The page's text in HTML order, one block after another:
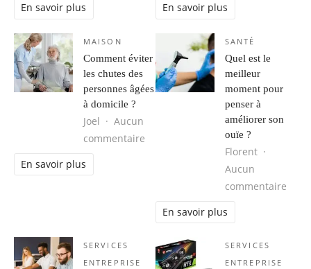
En savoir plus En savoir plus
MAISON
Comment éviter
les chutes des
personnes âgées
à domicile ?
Joel
Aucun
commentaire sur Comment éviter les chutes
En savoir plus
SANTÉ
Quel est le
meilleur
moment pour
penser à
améliorer son
ouïe ?
Florent
Aucun
commentaire
En savoir plus
SERVICES
ENTREPRISE
SERVICES
ENTREPRISE